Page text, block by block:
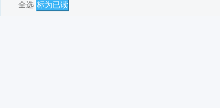
全选 标为已读